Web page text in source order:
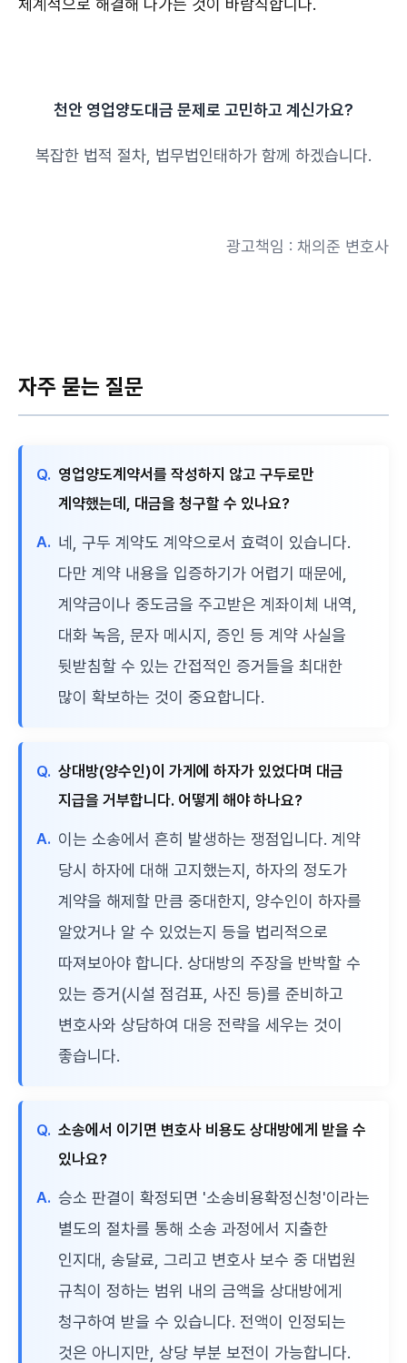
체계적으로 해결해 나가는 것이 바람직합니다.
천안 영업양도대금 문제로 고민하고 계신가요?
복잡한 법적 절차, 법무법인태하가 함께 하겠습니다.
광고책임 : 채의준 변호사
자주 묻는 질문
Q. 영업양도계약서를 작성하지 않고 구두로만
계약했는데, 대금을 청구할 수 있나요?
A. 네, 구두 계약도 계약으로서 효력이 있습니다.
다만 계약 내용을 입증하기가 어렵기 때문에,
계약금이나 중도금을 주고받은 계좌이체 내역,
대화 녹음, 문자 메시지, 증인 등 계약 사실을
뒷받침할 수 있는 간접적인 증거들을 최대한
많이 확보하는 것이 중요합니다.
Q. 상대방(양수인)이 가게에 하자가 있었다며 대금
지급을 거부합니다. 어떻게 해야 하나요?
A. 이는 소송에서 흔히 발생하는 쟁점입니다. 계약
당시 하자에 대해 고지했는지, 하자의 정도가
계약을 해제할 만큼 중대한지, 양수인이 하자를
알았거나 알 수 있었는지 등을 법리적으로
따져보아야 합니다. 상대방의 주장을 반박할 수
있는 증거(시설 점검표, 사진 등)를 준비하고
변호사와 상담하여 대응 전략을 세우는 것이
좋습니다.
Q. 소송에서 이기면 변호사 비용도 상대방에게 받을 수
있나요?
A. 승소 판결이 확정되면 '소송비용확정신청'이라는
별도의 절차를 통해 소송 과정에서 지출한
인지대, 송달료, 그리고 변호사 보수 중 대법원
규칙이 정하는 범위 내의 금액을 상대방에게
청구하여 받을 수 있습니다. 전액이 인정되는
것은 아니지만, 상당 부분 보전이 가능합니다.